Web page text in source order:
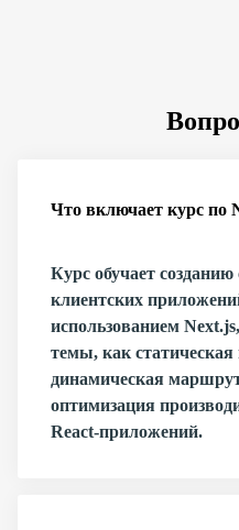
Что включает курс по
Курс обучает
клиентских
использованием
темы, как статическая
динамическая
оптимизация
React-приложений.